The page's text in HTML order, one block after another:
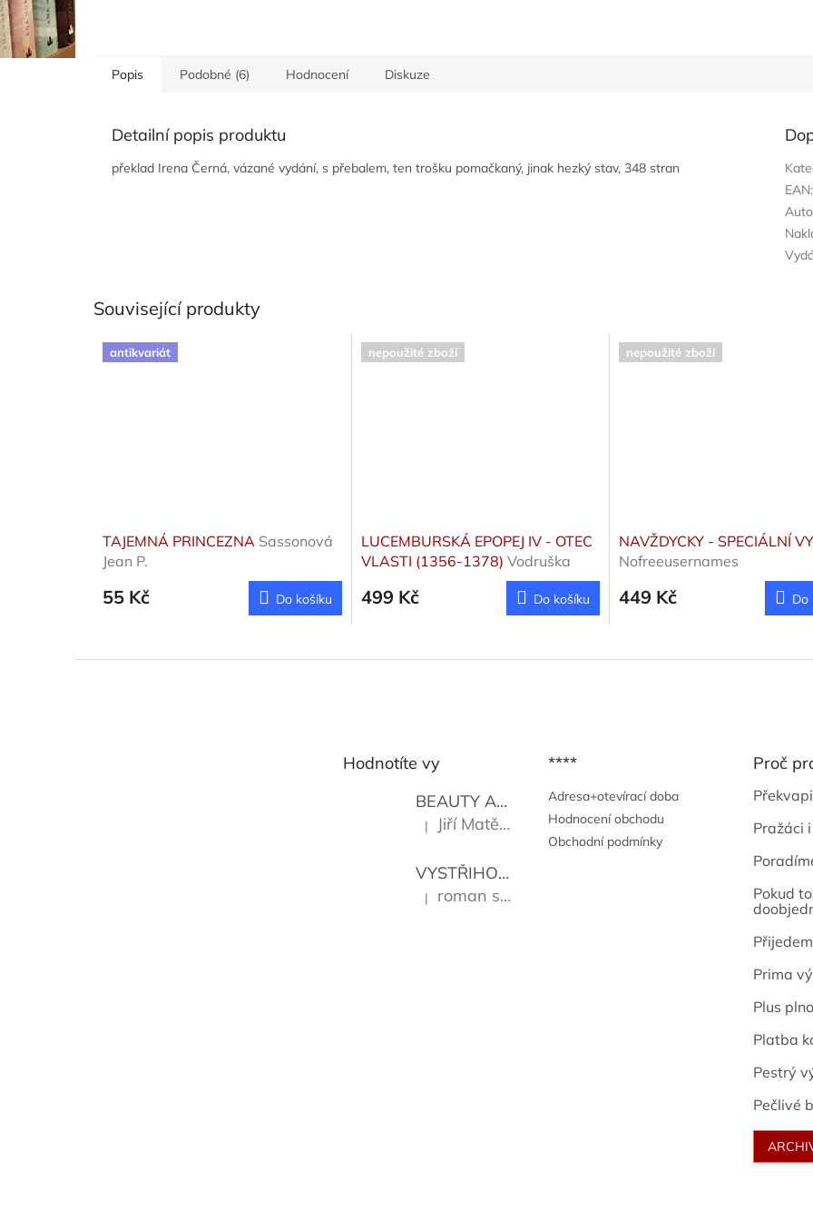
Popis Podobné (6) Hodnocení Diskuze
Detailní popis produktu
překlad Irena Černá, vázané vydání, s přebalem, ten trošku pomačkaný, jinak hezký stav, 348 stran
EAN:
Související produkty
antikvariát
TAJEMNÁ PRINCEZNA Sassonová
Jean P.
55 Kč Do košíku
nepoužité zboží
LUCEMBURSKÁ EPOPEJ IV - OTEC
VLASTI (1356-1378) Vodruška
499 Kč Do košíku
nepoužité zboží
NAVŽDYCKY - SPECIÁLNÍ
Nofreeusernames
449 Kč Do
Hodnotíte vy
BEAUTY AND THE BEAT
Go Go's
Hodnocení produktu je 5 z 5 hvězdiček.
| Jiří Matějů
VYSTŘIHOVÁNKY - PRAŽSKÉ PAMÁTKY Kropáček
Hodnocení produktu je 5 z 5 hvězdiček.
| roman sekanina
****
Adresa+otevírací doba
Hodnocení obchodu
Obchodní podmínky
Proč
Pražáci
Pokud
Prima
Plus
Platba
Pestrý
Pečlivé